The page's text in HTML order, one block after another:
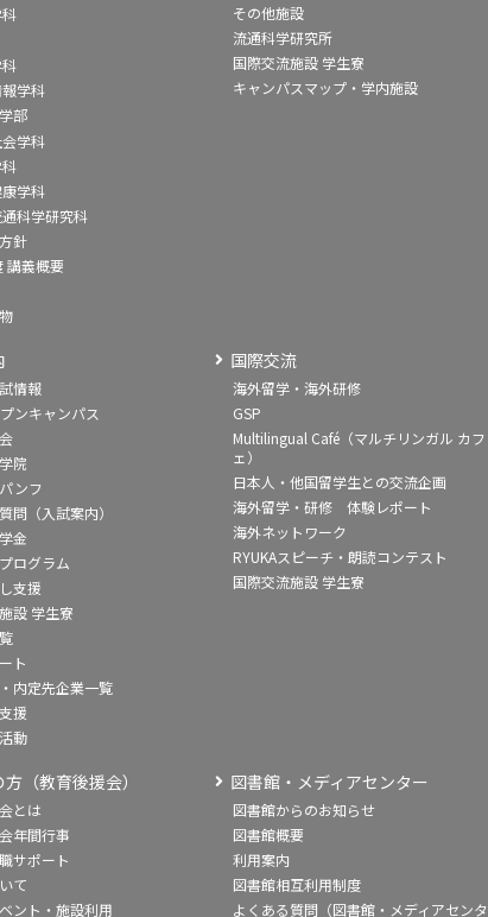
学科
部
学科
学科
科学研究科
針
講義概要
その他施設
流通科学研究所
国際交流施設 学生寮
キャンパスマップ・学内施設
情報
ンキャンパス
院
ンフ
問（入試案内）
金
ログラム
支援
設 学生寮
ト
内定先企業一覧
援
動
国際交流
海外留学・海外研修
GSP
Multilingual Café（マルチリンガル カフ
ェ）
日本人・他国留学生との交流企画
海外留学・研修 体験レポート
海外ネットワーク
RYUKAスピーチ・朗読コンテスト
国際交流施設 学生寮
（教育後援会）
とは
年間行事
サポート
て
ント・施設利用
図書館・メディアセンター
図書館からのお知らせ
図書館概要
利用案内
図書館相互利用制度
よくある質問（図書館・メディアセンタ